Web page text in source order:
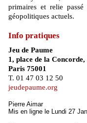
primaires et relie
géopolitiques actuels.
Info pratiques
Jeu de Paume
1, place de la
Paris 75001
T. 01 47 03 12 50
jeudepaume.org
Pierre Aimar
Mis en ligne le Lundi 27